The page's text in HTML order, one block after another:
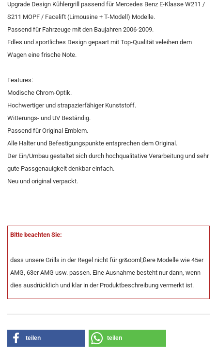
Upgrade Design Kühlergrill passend für Mercedes Benz E-Klasse W211 /
S211 MOPF / Facelift (Limousine + T-Modell) Modelle.
Passend für Fahrzeuge mit den Baujahren 2006-2009.
Edles und sportliches Design gepaart mit Top-Qualität veleihen dem
Wagen eine frische Note.
Features:
Modische Chrom-Optik.
Hochwertiger und strapazierfähiger Kunststoff.
Witterungs- und UV Beständig.
Passend für Original Emblem.
Alle Halter und Befestigungspunkte entsprechen dem Original.
Der Ein/Umbau gestaltet sich durch hochqualitative Verarbeitung und sehr
gute Passgenauigkeit denkbar einfach.
Neu und original verpackt.
Bitte beachten Sie:
dass unsere Grills in der Regel nicht für gr&ooml;ßere Modelle wie 45er
AMG, 63er AMG usw. passen. Eine Ausnahme besteht nur dann, wenn
dies ausdrücklich und klar in der Produktbeschreibung vermerkt ist.
teilen teilen